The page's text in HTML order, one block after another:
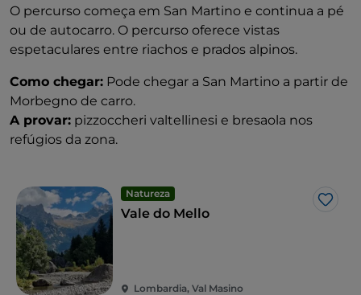
O percurso começa em San Martino e continua a pé
ou de autocarro. O percurso oferece vistas
espetaculares entre riachos e prados alpinos.
Como chegar: Pode chegar a San Martino a partir de
Morbegno de carro.
A provar: pizzoccheri valtellinesi e bresaola nos
refúgios da zona.
Natureza
Vale do Mello
Lombardia, Val Masino